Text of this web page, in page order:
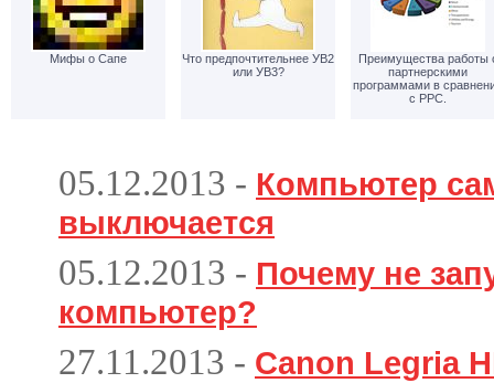
Мифы о Сапе
Что предпочтительнее УВ2
или УВ3?
Преимущества работы
партнерскими
программами в
с PPC.
05.12.2013 - Компьютер
выключается
05.12.2013 - Почему не
компьютер?
27.11.2013 - Canon Legria